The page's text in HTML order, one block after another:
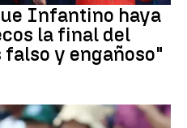
Infantino haya
la final del
y engañoso"